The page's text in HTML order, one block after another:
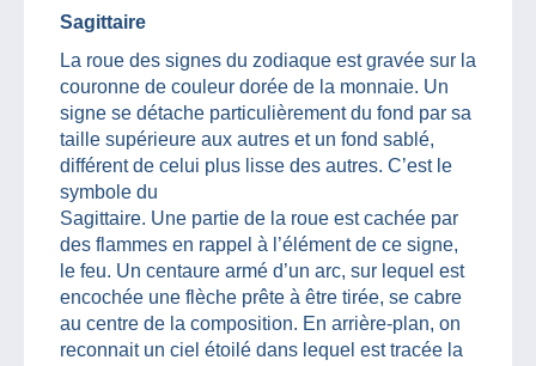
Sagittaire
La roue des signes du zodiaque est gravée sur la
couronne de couleur dorée de la monnaie. Un
signe se détache particulièrement du fond par sa
taille supérieure aux autres et un fond sablé,
différent de celui plus lisse des autres. C’est le
symbole du
Sagittaire. Une partie de la roue est cachée par
des flammes en rappel à l’élément de ce signe,
le feu. Un centaure armé d’un arc, sur lequel est
encochée une flèche prête à être tirée, se cabre
au centre de la composition. En arrière-plan, on
reconnait un ciel étoilé dans lequel est tracée la